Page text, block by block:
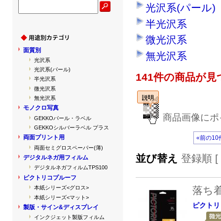
光沢系(パール)
半光沢系
微光沢系
無光沢系
141件の商品が
商品画像に
«前の10
並び替え 登録順 [
落ち
ピクト
面質別
光沢系
光沢系(パール)
半光沢系
微光沢系
無光沢系
モノクロ写真
GEKKOパール・ラベル
GEKKOシルバーラベル プラス
両面プリント用
両面セミグロスペーパー(薄)
デジタルネガ用フィルム
デジタルネガフィルムTPS100
ピクトリコプルーフ
本紙シリーズ<グロス>
本紙シリーズ<マット>
製版・サイン&ディスプレイ
インクジェット製版フィルム